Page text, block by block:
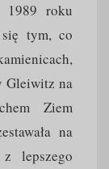
1989 roku
tym, co
Gleiwitz na
Ziem
na
lepszego